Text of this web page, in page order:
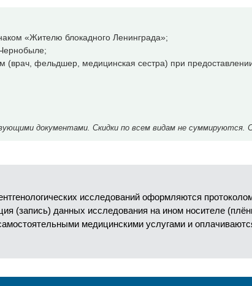
«Жителю блокадного Ленинграда»;
(врач, фельдшер, медицинская сестра) при
документами. Скидки по всем видам не суммируются.
исследований оформляются
(запись) данных исследования на ином носителе
медицинскими услугами и